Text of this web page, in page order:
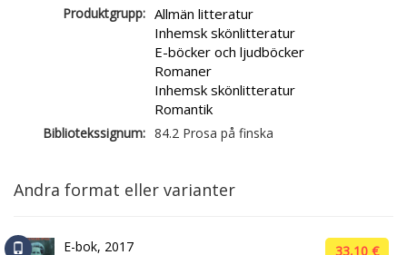
Produktgrupp: Allmän litteratur
Inhemsk skönlitteratur
E-böcker och ljudböcker
Romaner
Inhemsk skönlitteratur
Romantik
Bibliotekssignum: 84.2 Prosa på finska
Andra format eller varianter
E-bok, 2017
33,10 €